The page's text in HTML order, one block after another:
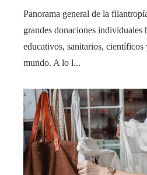
Panorama general de la
grandes donaciones individuales
educativos, sanitarios, científicos
mundo. A lo l...